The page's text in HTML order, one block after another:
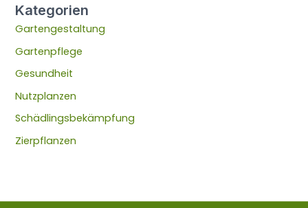
Kategorien
Gartengestaltung
Gartenpflege
Gesundheit
Nutzplanzen
Schädlingsbekämpfung
Zierpflanzen